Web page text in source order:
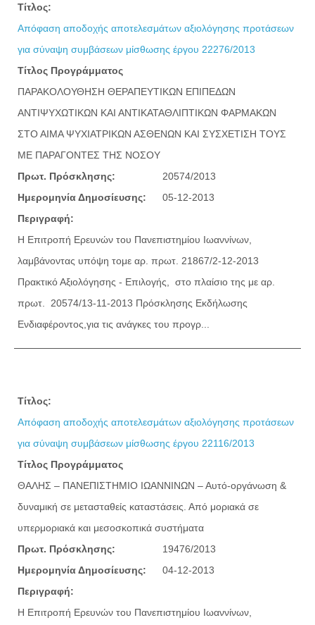
Τίτλος:
Απόφαση αποδοχής αποτελεσμάτων αξιολόγησης προτάσεων
για σύναψη συμβάσεων μίσθωσης έργου 22276/2013
Τίτλος Προγράμματος
ΠΑΡΑΚΟΛΟΥΘΗΣΗ ΘΕΡΑΠΕΥΤΙΚΩΝ ΕΠΙΠΕΔΩΝ
ΑΝΤΙΨΥΧΩΤΙΚΩΝ ΚΑΙ ΑΝΤΙΚΑΤΑΘΛΙΠΤΙΚΩΝ ΦΑΡΜΑΚΩΝ
ΣΤΟ ΑΙΜΑ ΨΥΧΙΑΤΡΙΚΩΝ ΑΣΘΕΝΩΝ ΚΑΙ ΣΥΣΧΕΤΙΣΗ ΤΟΥΣ
ΜΕ ΠΑΡΑΓΟΝΤΕΣ ΤΗΣ ΝΟΣΟΥ
Πρωτ. Πρόσκλησης:
20574/2013
Ημερομηνία Δημοσίευσης:
05-12-2013
Περιγραφή:
Η Επιτροπή Ερευνών του Πανεπιστημίου Ιωαννίνων,
λαμβάνοντας υπόψη τoμε αρ. πρωτ. 21867/2-12-2013
Πρακτικό Αξιολόγησης - Επιλογής, στο πλαίσιο της με αρ.
πρωτ. 20574/13-11-2013 Πρόσκλησης Εκδήλωσης
Ενδιαφέροντος,για τις ανάγκες του προγρ...
Τίτλος:
Απόφαση αποδοχής αποτελεσμάτων αξιολόγησης προτάσεων
για σύναψη συμβάσεων μίσθωσης έργου 22116/2013
Τίτλος Προγράμματος
ΘΑΛΗΣ – ΠΑΝΕΠΙΣΤΗΜΙΟ ΙΩΑΝΝΙΝΩΝ – Αυτό-οργάνωση &
δυναμική σε μετασταθείς καταστάσεις. Από μοριακά σε
υπερμοριακά και μεσοσκοπικά συστήματα
Πρωτ. Πρόσκλησης:
19476/2013
Ημερομηνία Δημοσίευσης:
04-12-2013
Περιγραφή:
Η Επιτροπή Ερευνών του Πανεπιστημίου Ιωαννίνων,